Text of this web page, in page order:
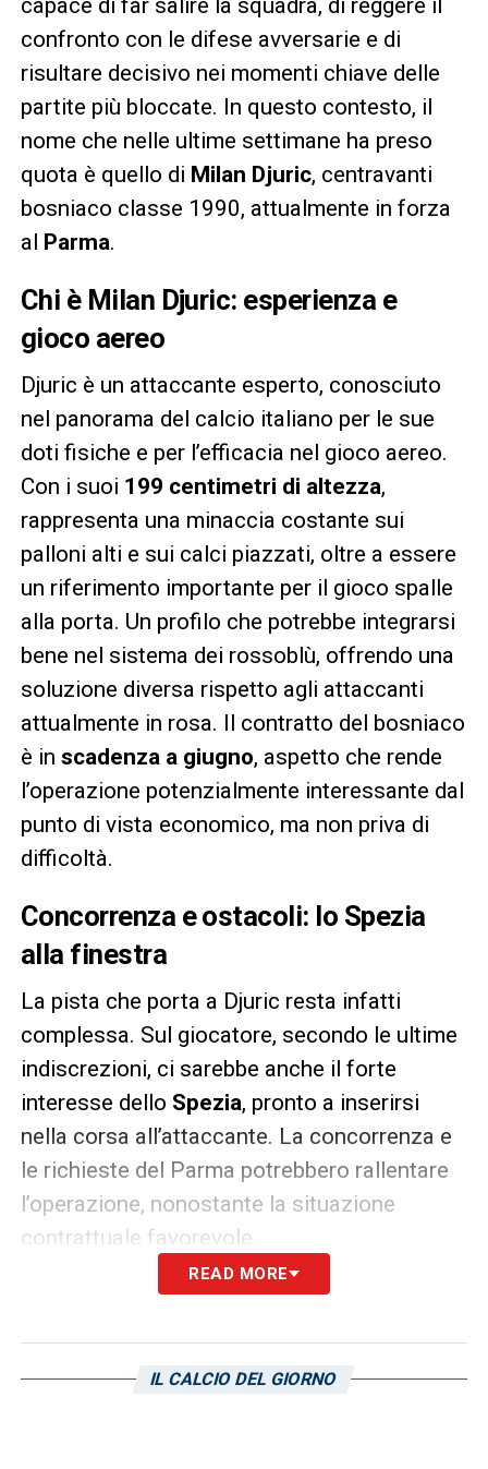
confronto con le difese avversarie e di
risultare decisivo nei momenti chiave delle
partite più bloccate. In questo contesto, il
nome che nelle ultime settimane ha preso
quota è quello di Milan Djuric, centravanti
bosniaco classe 1990, attualmente in forza
al Parma.
Chi è Milan Djuric: esperienza e
gioco aereo
Djuric è un attaccante esperto, conosciuto
nel panorama del calcio italiano per le sue
doti fisiche e per l’efficacia nel gioco aereo.
Con i suoi 199 centimetri di altezza,
rappresenta una minaccia costante sui
palloni alti e sui calci piazzati, oltre a essere
un riferimento importante per il gioco spalle
alla porta. Un profilo che potrebbe integrarsi
bene nel sistema dei rossoblù, offrendo una
soluzione diversa rispetto agli attaccanti
attualmente in rosa. Il contratto del bosniaco
è in scadenza a giugno, aspetto che rende
l’operazione potenzialmente interessante dal
punto di vista economico, ma non priva di
difficoltà.
Concorrenza e ostacoli: lo Spezia
alla finestra
La pista che porta a Djuric resta infatti
complessa. Sul giocatore, secondo le ultime
indiscrezioni, ci sarebbe anche il forte
interesse dello Spezia, pronto a inserirsi
nella corsa all’attaccante. La concorrenza e
le richieste del Parma potrebbero rallentare
l’operazione, nonostante la situazione
contrattuale favorevole.
Il Cagliari, intanto, continua a monitorare il
concentreranno gli sforzi principali, con
READ MORE
IL CALCIO DEL GIORNO